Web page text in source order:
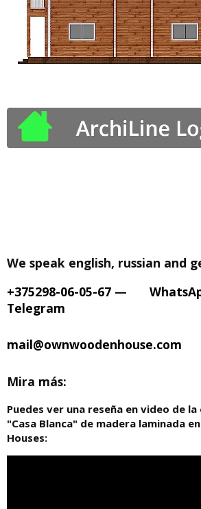
We speak english, russian and
+375298-06-05-67 —
Telegram
mail@ownwoodenhouse.com
Mira más:
Puedes ver una reseña en video de
"Casa Blanca" de madera laminada
Houses: